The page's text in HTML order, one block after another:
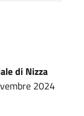
di Nizza
2024